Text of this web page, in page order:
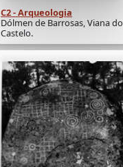
C2 - Arqueologia
Dólmen de Barrosas, Viana do
Castelo.